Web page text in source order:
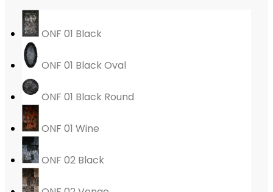
ONF 01 Black
ONF 01 Black Oval
ONF 01 Black Round
ONF 01 Wine
ONF 02 Black